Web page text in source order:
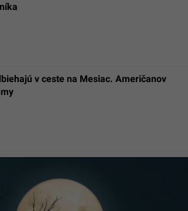
v ceste na Mesiac. Američanov